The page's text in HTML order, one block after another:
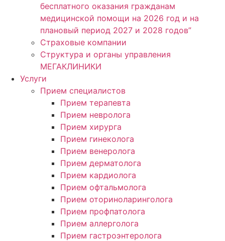
бесплатного оказания гражданам
медицинской помощи на 2026 год и на
плановый период 2027 и 2028 годов”
Страховые компании
Структура и органы управления
МЕГАКЛИНИКИ
Услуги
Прием специалистов
Прием терапевта
Прием невролога
Прием хирурга
Прием гинеколога
Прием венеролога
Прием дерматолога
Прием кардиолога
Прием офтальмолога
Прием оториноларинголога
Прием профпатолога
Прием аллерголога
Прием гастроэнтеролога